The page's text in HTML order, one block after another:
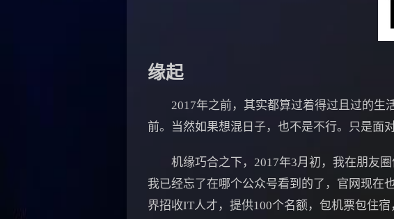
缘起
2017年之前，其实都算过着得过且过的生
前。当然如果想混日子，也不是不行。只是面
机缘巧合之下，2017年3月初，我在朋友
我已经忘了在哪个公众号看到的了，官网现在
界招收IT人才，提供100个名额，包机票包住